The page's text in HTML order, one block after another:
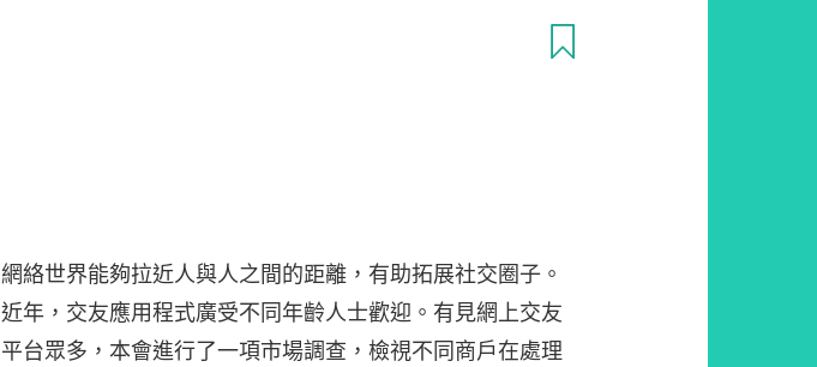
網絡世界能夠拉近人與人之間的距離，有助拓展社交圈子。
近年，交友應用程式廣受不同年齡人士歡迎。有見網上交友
平台眾多，本會進行了一項市場調查，檢視不同商戶在處理